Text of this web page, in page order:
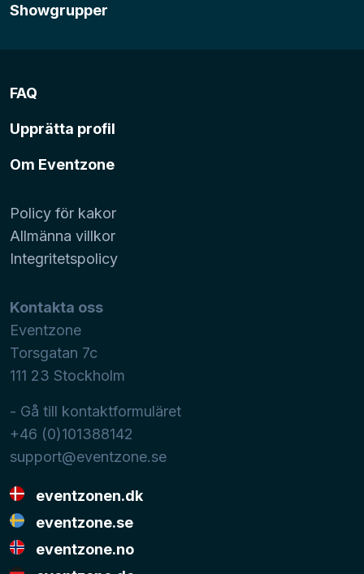
Showgrupper
FAQ
Upprätta profil
Om Eventzone
Policy för kakor
Allmänna villkor
Integritetspolicy
Kontakta oss
Eventzone
Torsgatan 7c
111 23 Stockholm
- Gå till kontaktformuläret
+46 (0)101388142
support@eventzone.se
eventzonen.dk
eventzone.se
eventzone.no